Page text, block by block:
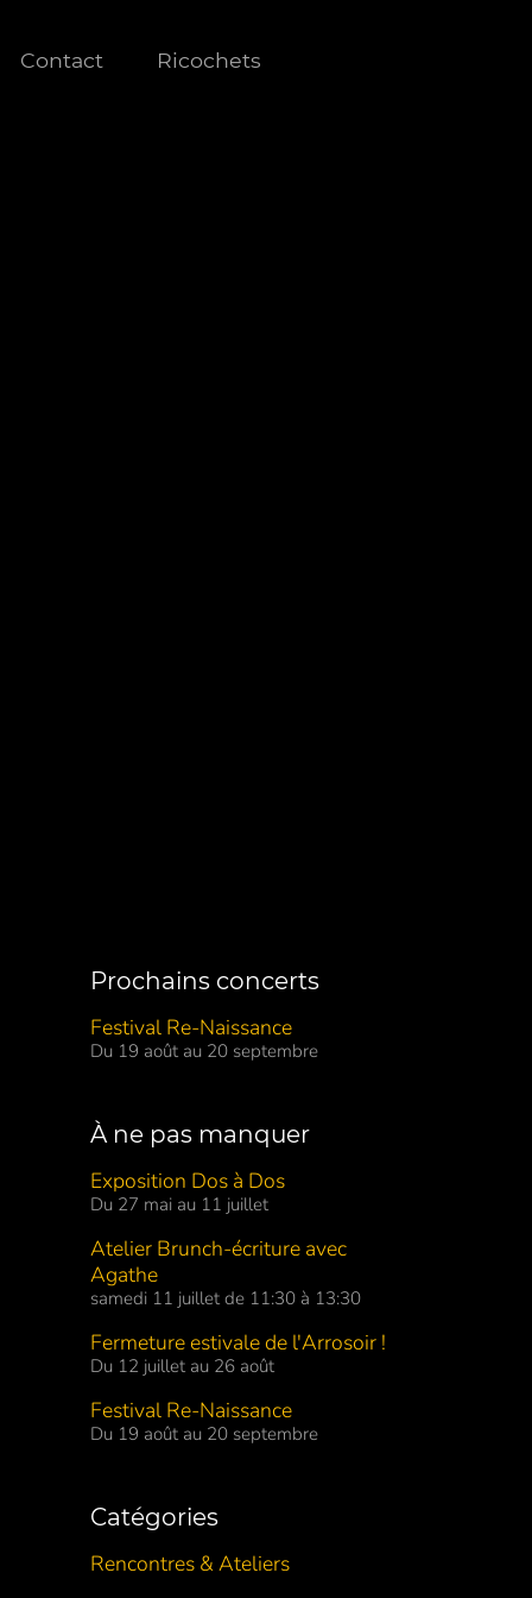
Contact
Ricochets
Prochains concerts
Festival Re-Naissance
Du 19 août au 20 septembre
À ne pas manquer
Exposition Dos à Dos
Du 27 mai au 11 juillet
Atelier Brunch-écriture avec
Agathe
samedi 11 juillet de 11:30 à 13:30
Fermeture estivale de l'Arrosoir !
Du 12 juillet au 26 août
Festival Re-Naissance
Du 19 août au 20 septembre
Catégories
Rencontres & Ateliers